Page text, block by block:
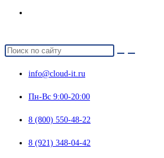
info@cloud-it.ru
Пн-Вс 9:00-20:00
8 (800) 550-48-22
8 (921) 348-04-42